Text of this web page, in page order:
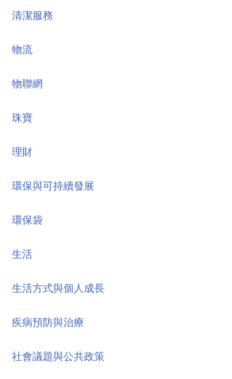
清潔服務
物流
物聯網
珠寶
理財
環保與可持續發展
環保袋
生活
生活方式與個人成長
疾病預防與治療
社會議題與公共政策